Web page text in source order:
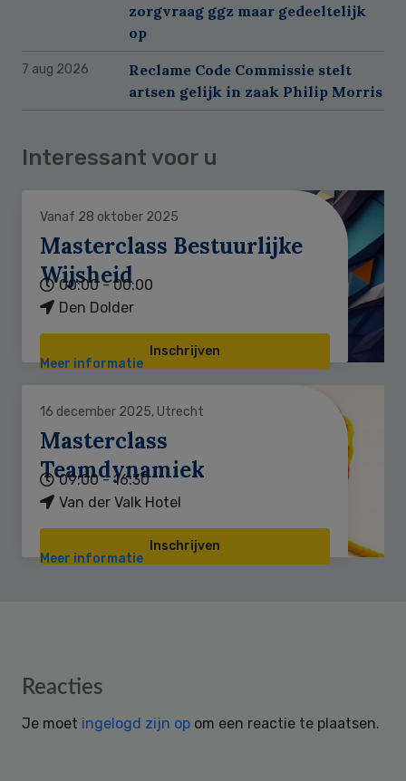
zorgvraag ggz maar gedeeltelijk
op
7 aug 2026
Reclame Code Commissie stelt
artsen gelijk in zaak Philip Morris
Interessant voor u
Vanaf 28 oktober 2025
Masterclass Bestuurlijke
Wijsheid
00:00 - 00:00
Den Dolder
Inschrijven
Meer informatie
16 december 2025, Utrecht
Masterclass
Teamdynamiek
09:00 - 16:30
Van der Valk Hotel
Inschrijven
Meer informatie
Reader
Reacties
Je moet ingelogd zijn op om een reactie te plaatsen.